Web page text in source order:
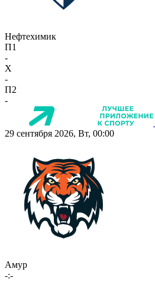
Нефтехимик
П1
-
X
-
П2
-
29 сентября 2026, Вт, 00:00
Амур
-:-